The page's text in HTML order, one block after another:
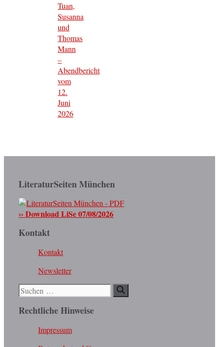
Tuan,
Susanna
und
Thomas
Mann
–
Abendbericht
vom
12.
Juni
2026
LiteraturSeiten München
›› Download LiSe 07/08/2026
Kontakt
Kontakt
Newsletter
Suchen
nach:
Rechtliche Hinweise
Impressum